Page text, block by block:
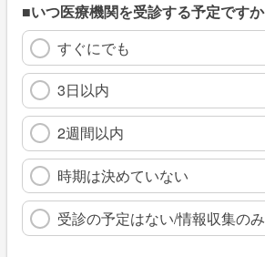
■いつ医療機関を受診する予定ですか
すぐにでも
3日以内
2週間以内
時期は決めていない
受診の予定はない/情報収集のみ